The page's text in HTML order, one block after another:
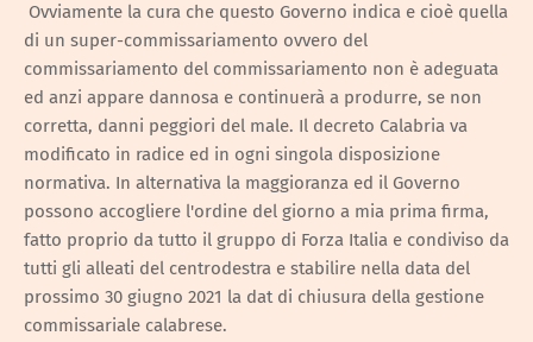
Ovviamente la cura che questo Governo indica e cioè quella
di un super-commissariamento ovvero del
commissariamento del commissariamento non è adeguata
ed anzi appare dannosa e continuerà a produrre, se non
corretta, danni peggiori del male. Il decreto Calabria va
modificato in radice ed in ogni singola disposizione
normativa. In alternativa la maggioranza ed il Governo
possono accogliere l'ordine del giorno a mia prima firma,
fatto proprio da tutto il gruppo di Forza Italia e condiviso da
tutti gli alleati del centrodestra e stabilire nella data del
prossimo 30 giugno 2021 la dat di chiusura della gestione
commissariale calabrese.